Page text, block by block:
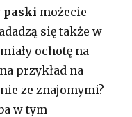
paski możecie
się także w
ochotę na
przykład na
ze znajomymi?
w tym